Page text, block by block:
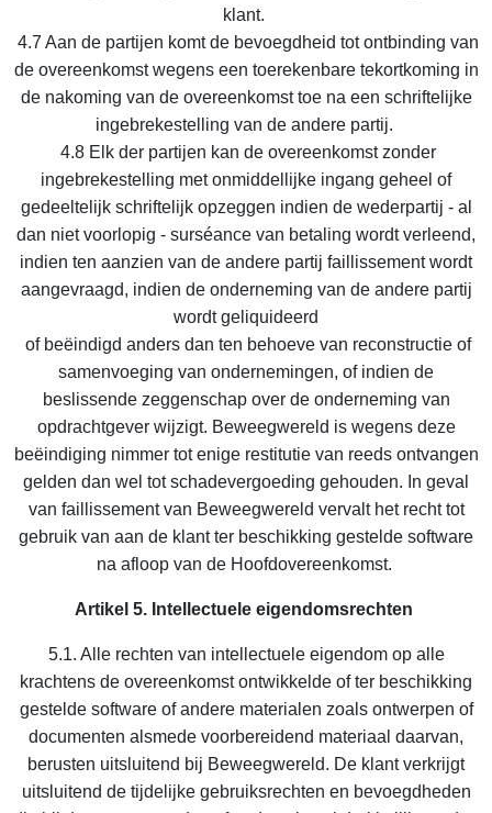
klant.
4.7 Aan de partijen komt de bevoegdheid tot ontbinding van
de overeenkomst wegens een toerekenbare tekortkoming in
de nakoming van de overeenkomst toe na een schriftelijke
ingebrekestelling van de andere partij.
4.8 Elk der partijen kan de overeenkomst zonder
ingebrekestelling met onmiddellijke ingang geheel of
gedeeltelijk schriftelijk opzeggen indien de wederpartij - al
dan niet voorlopig - surséance van betaling wordt verleend,
indien ten aanzien van de andere partij faillissement wordt
aangevraagd, indien de onderneming van de andere partij
wordt geliquideerd
of beëindigd anders dan ten behoeve van reconstructie of
samenvoeging van ondernemingen, of indien de
beslissende zeggenschap over de onderneming van
opdrachtgever wijzigt. Beweegwereld is wegens deze
beëindiging nimmer tot enige restitutie van reeds ontvangen
gelden dan wel tot schadevergoeding gehouden. In geval
van faillissement van Beweegwereld vervalt het recht tot
gebruik van aan de klant ter beschikking gestelde software
na afloop van de Hoofdovereenkomst.
Artikel 5. Intellectuele eigendomsrechten
5.1. Alle rechten van intellectuele eigendom op alle
krachtens de overeenkomst ontwikkelde of ter beschikking
gestelde software of andere materialen zoals ontwerpen of
documenten alsmede voorbereidend materiaal daarvan,
berusten uitsluitend bij Beweegwereld. De klant verkrijgt
uitsluitend de tijdelijke gebruiksrechten en bevoegdheden